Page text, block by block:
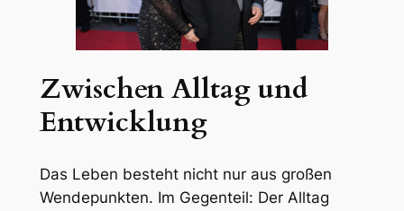
Zwischen Alltag und
Entwicklung
Das Leben besteht nicht nur aus großen
Wendepunkten. Im Gegenteil: Der Alltag